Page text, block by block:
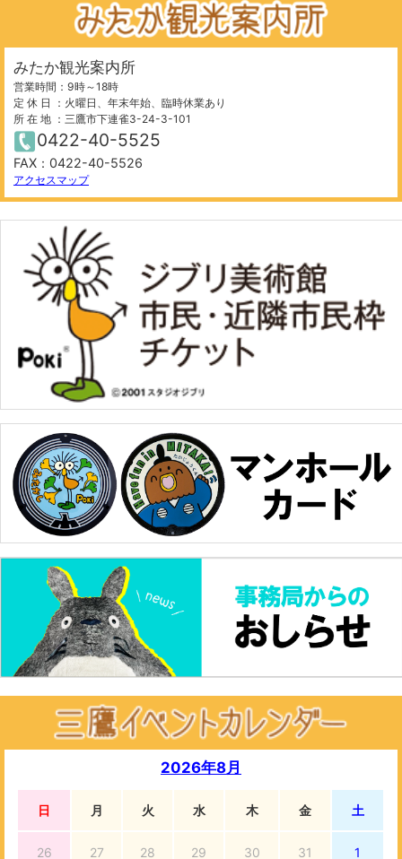
みたか観光案内所
営業時間：9時～18時
定 休 日 ：火曜日、年末年始、臨時休業あり
所 在 地 ：三鷹市下連雀3-24-3-101
0422-40-5525
FAX：0422-40-5526
アクセスマップ
2026年8月
日 月 火 水 木 金 土
26 27 28 29 30 31 1